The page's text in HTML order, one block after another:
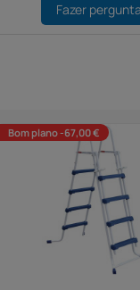
Fazer pergunta
Bom plano -67,00 €